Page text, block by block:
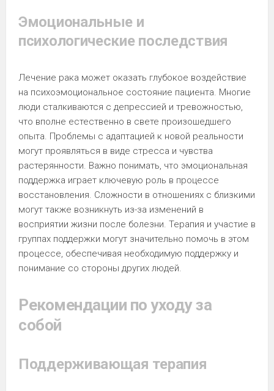
Эмоциональные и
психологические последствия
Лечение рака может оказать глубокое воздействие
на психоэмоциональное состояние пациента. Многие
люди сталкиваются с депрессией и тревожностью,
что вполне естественно в свете произошедшего
опыта. Проблемы с адаптацией к новой реальности
могут проявляться в виде стресса и чувства
растерянности. Важно понимать, что эмоциональная
поддержка играет ключевую роль в процессе
восстановления. Сложности в отношениях с близкими
могут также возникнуть из-за изменений в
восприятии жизни после болезни. Терапия и участие в
группах поддержки могут значительно помочь в этом
процессе, обеспечивая необходимую поддержку и
понимание со стороны других людей.
Рекомендации по уходу за
собой
Поддерживающая терапия